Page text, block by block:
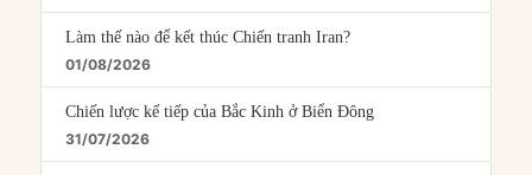
Làm thế nào để kết thúc Chiến tranh Iran?
01/08/2026
Chiến lược kế tiếp của Bắc Kinh ở Biển Đông
31/07/2026